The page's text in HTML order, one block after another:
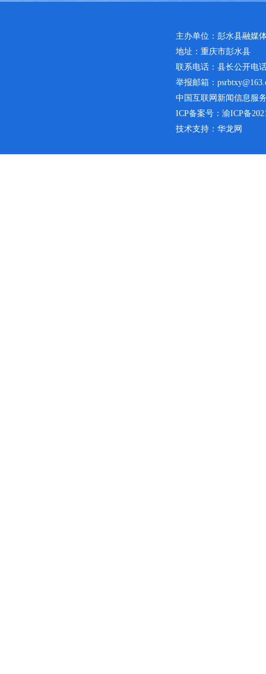
主办单位：彭水县融媒
地址：重庆市彭水县
联系电话：县长公开电
举报邮箱：
中国互联网新闻信息服
ICP备案号： 渝ICP备
技术支持：华龙网